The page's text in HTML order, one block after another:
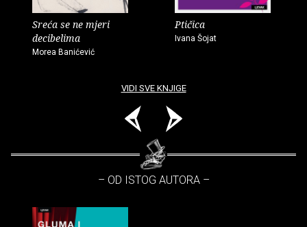
Sreća se ne mjeri
decibelima
Morea Banićević
Ptičica
Ivana Šojat
VIDI SVE KNJIGE
– OD ISTOG AUTORA –